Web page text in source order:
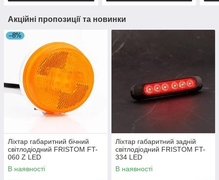
Акційні пропозиції та новинки
–8%
Ліхтар габаритний бічний
світлодіодний FRISTOM FT-
060 Z LED
В наявності
Ліхтар габаритний задній
світлодіодний FRISTOM FT-
334 LED
В наявності